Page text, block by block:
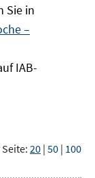
Sie in
–
IAB-
20 | 50 | 100